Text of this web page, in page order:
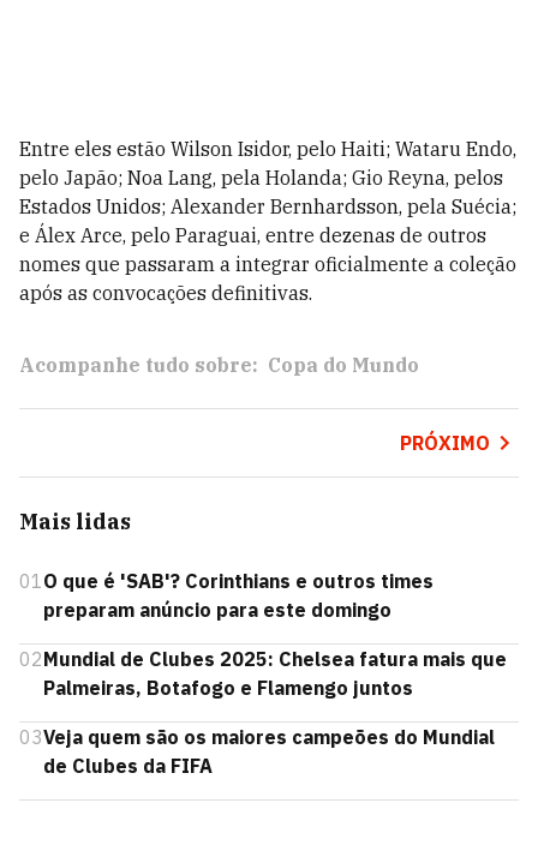
Entre eles estão Wilson Isidor, pelo Haiti; Wataru Endo,
pelo Japão; Noa Lang, pela Holanda; Gio Reyna, pelos
Estados Unidos; Alexander Bernhardsson, pela Suécia;
e Álex Arce, pelo Paraguai, entre dezenas de outros
nomes que passaram a integrar oficialmente a coleção
após as convocações definitivas.
Acompanhe tudo sobre: Copa do Mundo
PRÓXIMO
Mais lidas
01O que é 'SAB'? Corinthians e outros times
preparam anúncio para este domingo
02Mundial de Clubes 2025: Chelsea fatura mais que
Palmeiras, Botafogo e Flamengo juntos
03Veja quem são os maiores campeões do Mundial
de Clubes da FIFA